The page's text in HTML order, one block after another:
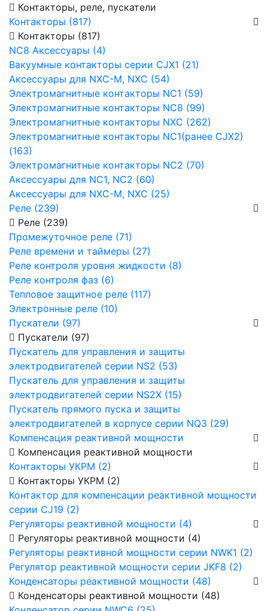
Контакторы, реле, пускатели
Контакторы (817)
Контакторы (817)
NC8 Аксессуары (4)
Вакуумные контакторы серии CJX1 (21)
Аксессуары для NXC-M, NXC (54)
Электромагнитные контакторы NC1 (59)
Электромагнитные контакторы NC8 (99)
Электромагнитные контакторы NXC (262)
Электромагнитные контакторы NC1(ранее CJX2)
(163)
Электромагнитные контакторы NC2 (70)
Аксессуары для NC1, NC2 (60)
Аксессуары для NXC-M, NXC (25)
Реле (239)
Реле (239)
Промежуточное реле (71)
Реле времени и таймеры (27)
Реле контроля уровня жидкости (8)
Реле контроля фаз (6)
Тепловое защитное реле (117)
Электронные реле (10)
Пускатели (97)
Пускатели (97)
Пускатель для управления и защиты
электродвигателей серии NS2 (53)
Пускатель для управления и защиты
электродвигателей серии NS2X (15)
Пускатель прямого пуска и защиты
электродвигателей в корпусе серии NQ3 (29)
Компенсация реактивной мощности
Компенсация реактивной мощности
Контакторы УКРМ (2)
Контакторы УКРМ (2)
Контактор для компенсации реактивной мощности
серии CJ19 (2)
Регуляторы реактивной мощности (4)
Регуляторы реактивной мощности (4)
Регуляторы реактивной мощности серии NWK1 (2)
Регулятор реактивной мощности серии JKF8 (2)
Конденсаторы реактивной мощности (48)
Конденсаторы реактивной мощности (48)